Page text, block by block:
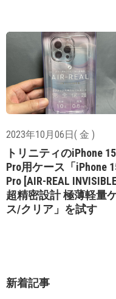
2023年10月06日( 金 )
トリニティのiPhone 15
Pro用ケース「iPhone
Pro [AIR-REAL
超精密設計 極薄軽量
ス/クリア」を試す
新着記事